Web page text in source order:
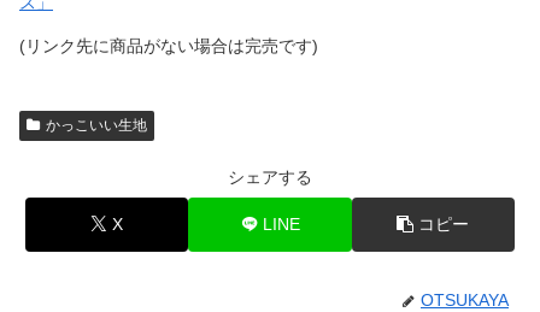
(リンク先に商品がない場合は完売です)
かっこいい生地
シェアする
X LINE コピー
OTSUKAYA